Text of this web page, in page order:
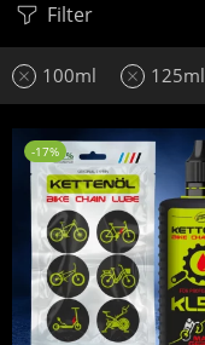
Filter
100ml 125ml
-17%